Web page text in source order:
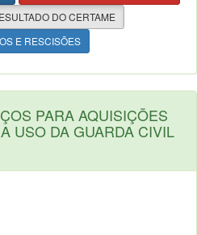
DO CERTAME
E RESCISÕES
PARA AQUISIÇÕES
USO DA GUARDA CIVIL